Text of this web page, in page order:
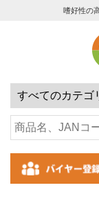
嗜好性の